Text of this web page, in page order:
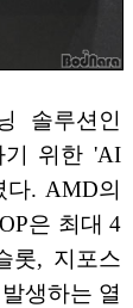
솔루션인
기 위한 'AI
다. AMD의
은 최대 4
롯, 지포스
생하는 열